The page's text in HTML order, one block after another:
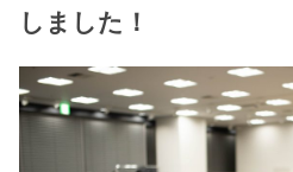
しました！